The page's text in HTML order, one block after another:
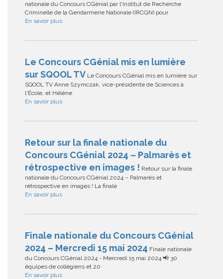
nationale du Concours CGénial par l'Institut de Recherche
Criminelle de la Gendarmerie Nationale (IRCGN) pour
En savoir plus
Le Concours CGénial mis en lumière
sur SQOOL TV Le Concours CGénial mis en lumière sur
SQOOL TV Anne Szymczak, vice-présidente de Sciences à
l'École, et Hélène
En savoir plus
Retour sur la finale nationale du
Concours CGénial 2024 – Palmarès et
rétrospective en images ! Retour sur la finale
nationale du Concours CGénial 2024 – Palmarès et
rétrospective en images ! La finale
En savoir plus
Finale nationale du Concours CGénial
2024 – Mercredi 15 mai 2024 Finale nationale
du Concours CGénial 2024 - Mercredi 15 mai 2024 📢 30
équipes de collégiens et 20
En savoir plus